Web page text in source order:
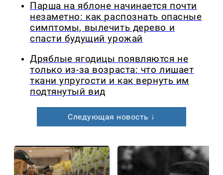
Парша на яблоне начинается почти
незаметно: как распознать опасные
симптомы, вылечить дерево и
спасти будущий урожай
Дряблые ягодицы появляются не
только из-за возраста: что лишает
ткани упругости и как вернуть им
подтянутый вид
Следующая новость ↓